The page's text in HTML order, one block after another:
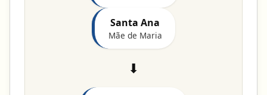
Santa Ana
Mãe de Maria
⬇